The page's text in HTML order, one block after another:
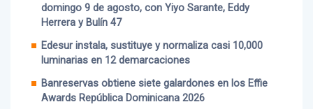
domingo 9 de agosto, con Yiyo Sarante, Eddy
Herrera y Bulín 47
Edesur instala, sustituye y normaliza casi 10,000
luminarias en 12 demarcaciones
Banreservas obtiene siete galardones en los Effie
Awards República Dominicana 2026